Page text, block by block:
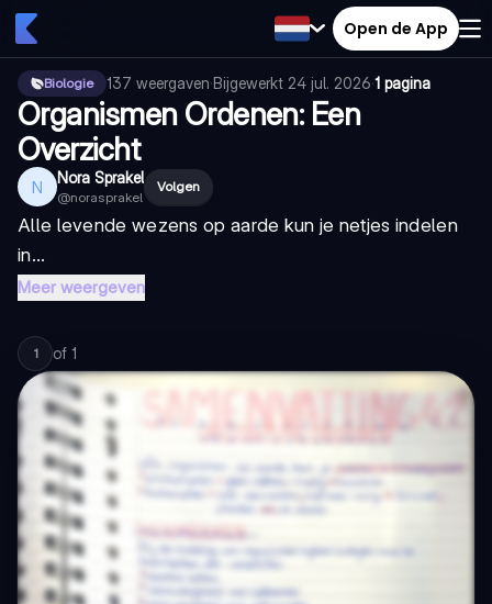
Open de App
Biologie 137 weergaven·Bijgewerkt 24 jul. 2026·1 pagina
Organismen Ordenen: Een
Overzicht
N Nora Sprakel
@norasprakel
Volgen
Alle levende wezens op aarde kun je netjes indelen
in...
Meer weergeven
1 of 1